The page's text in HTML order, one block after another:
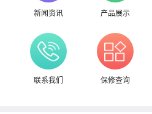
新闻资讯 产品展示
联系我们 保修查询